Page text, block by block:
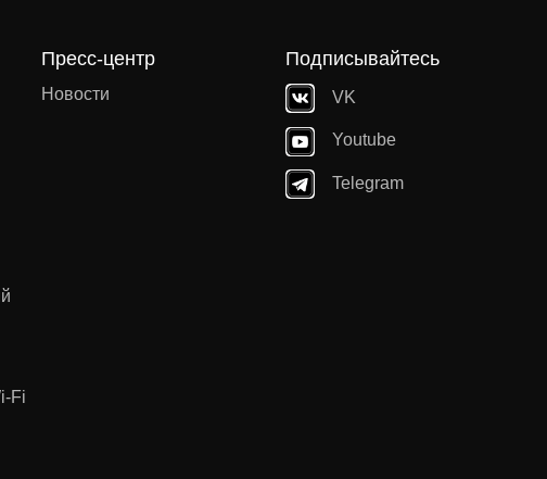
Fi
Пресс-центр
Новости
Подписывайтесь
VK
Youtube
Telegram